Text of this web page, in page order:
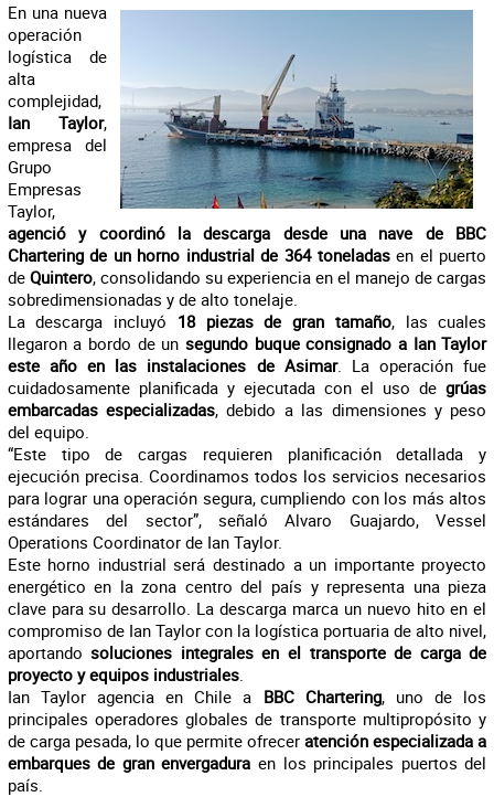
En una nueva
operación
logística de
alta
complejidad,
Ian Taylor,
empresa del
Grupo
Empresas
Taylor,
agenció y coordinó la descarga desde una nave de BBC
Chartering de un horno industrial de 364 toneladasen el puerto
de Quintero, consolidando su experiencia en el manejo de cargas
sobredimensionadas y de alto tonelaje.
La descarga incluyó 18 piezas de gran tamaño, las cuales
llegaron a bordo de un segundo buque consignado a Ian Taylor
este año en las instalaciones de Asimar. La operación fue
cuidadosamente planificada y ejecutada con el uso degrúas
embarcadas especializadas, debido a las dimensiones y peso
del equipo.
“Este tipo de cargas requieren planificación detallada y
ejecución precisa. Coordinamos todos los servicios necesarios
para lograr una operación segura, cumpliendo con los más altos
estándares del sector”, señaló Alvaro Guajardo, Vessel
Operations Coordinator de Ian Taylor.
Este horno industrial será destinado a un importante proyecto
energético en la zona centro del país y representa una pieza
clave para su desarrollo. La descarga marca un nuevo hito en el
compromiso de Ian Taylor con la logística portuaria de alto nivel,
aportandosoluciones integrales en el transporte de carga de
proyecto y equipos industriales.
Ian Taylor agencia en Chile a BBC Chartering, uno de los
principales operadores globales de transporte multipropósito y
de carga pesada, lo que permite ofreceratención especializada a
embarques de gran envergadura en los principales puertos del
país.